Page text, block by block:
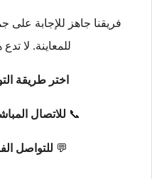
فريقنا جاهز للإجابة على
للمعاينة. لا
اختر طريقة
📞 للاتصال
💬 للتواصل